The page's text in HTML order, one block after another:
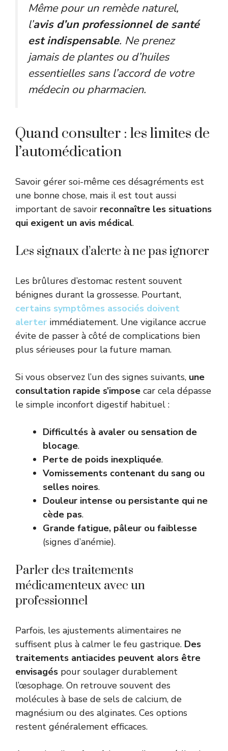
Même pour un remède naturel,
l’avis d’un professionnel de santé
est indispensable. Ne prenez
jamais de plantes ou d’huiles
essentielles sans l’accord de votre
médecin ou pharmacien.
Quand consulter : les limites de
l’automédication
Savoir gérer soi-même ces désagréments est
une bonne chose, mais il est tout aussi
important de savoir reconnaître les situations
qui exigent un avis médical.
Les signaux d’alerte à ne pas ignorer
Les brûlures d’estomac restent souvent
bénignes durant la grossesse. Pourtant,
certains symptômes associés doivent
alerter immédiatement. Une vigilance accrue
évite de passer à côté de complications bien
plus sérieuses pour la future maman.
Si vous observez l’un des signes suivants, une
consultation rapide s’impose car cela dépasse
le simple inconfort digestif habituel :
Difficultés à avaler ou sensation de
blocage.
Perte de poids inexpliquée.
Vomissements contenant du sang ou
selles noires.
Douleur intense ou persistante qui ne
cède pas.
Grande fatigue, pâleur ou faiblesse
(signes d’anémie).
Parler des traitements
médicamenteux avec un
professionnel
Parfois, les ajustements alimentaires ne
suffisent plus à calmer le feu gastrique. Des
traitements antiacides peuvent alors être
envisagés pour soulager durablement
l’œsophage. On retrouve souvent des
molécules à base de sels de calcium, de
magnésium ou des alginates. Ces options
restent généralement efficaces.